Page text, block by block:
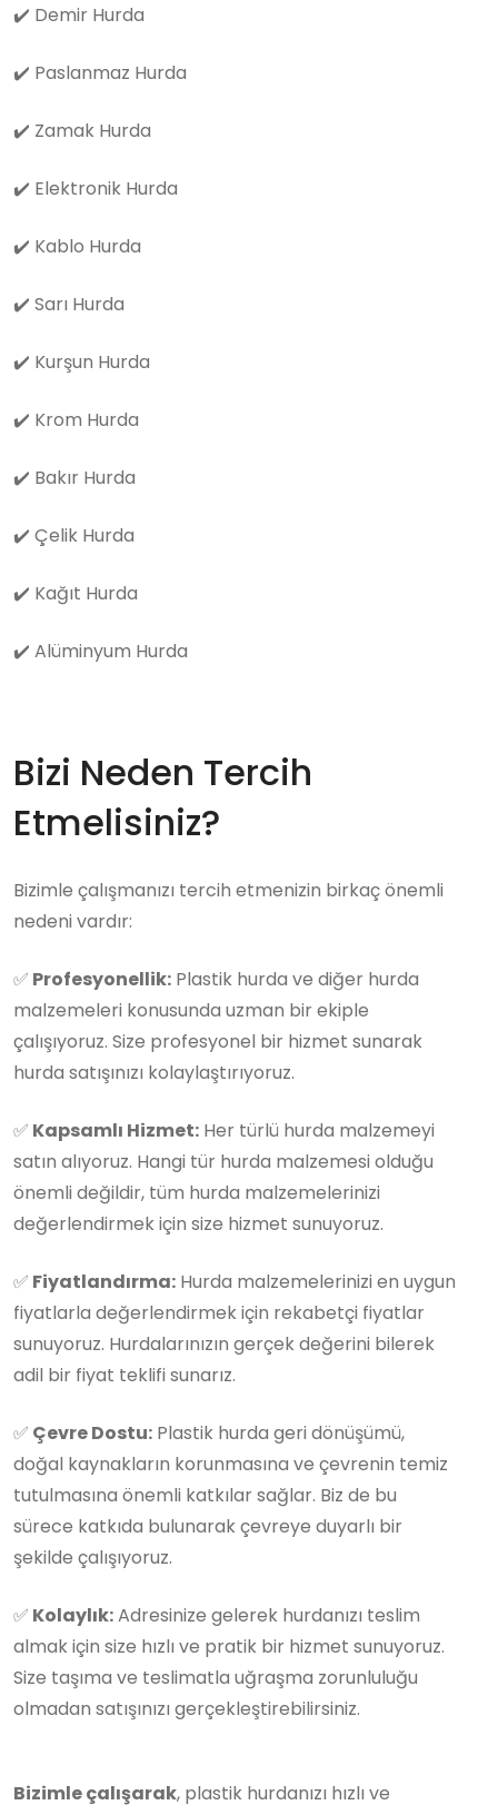
✔️ Demir Hurda
✔️ Paslanmaz Hurda
✔️ Zamak Hurda
✔️ Elektronik Hurda
✔️ Kablo Hurda
✔️ Sarı Hurda
✔️ Kurşun Hurda
✔️ Krom Hurda
✔️ Bakır Hurda
✔️ Çelik Hurda
✔️ Kağıt Hurda
✔️ Alüminyum Hurda
Bizi Neden Tercih
Etmelisiniz?
Bizimle çalışmanızı tercih etmenizin birkaç önemli
nedeni vardır:
✅ Profesyonellik: Plastik hurda ve diğer hurda
malzemeleri konusunda uzman bir ekiple
çalışıyoruz. Size profesyonel bir hizmet sunarak
hurda satışınızı kolaylaştırıyoruz.
✅ Kapsamlı Hizmet: Her türlü hurda malzemeyi
satın alıyoruz. Hangi tür hurda malzemesi olduğu
önemli değildir, tüm hurda malzemelerinizi
değerlendirmek için size hizmet sunuyoruz.
✅ Fiyatlandırma: Hurda malzemelerinizi en uygun
fiyatlarla değerlendirmek için rekabetçi fiyatlar
sunuyoruz. Hurdalarınızın gerçek değerini bilerek
adil bir fiyat teklifi sunarız.
✅ Çevre Dostu: Plastik hurda geri dönüşümü,
doğal kaynakların korunmasına ve çevrenin temiz
tutulmasına önemli katkılar sağlar. Biz de bu
sürece katkıda bulunarak çevreye duyarlı bir
şekilde çalışıyoruz.
✅ Kolaylık:Adresinize gelerek hurdanızı teslim
almak için size hızlı ve pratik bir hizmet sunuyoruz.
Size taşıma ve teslimatla uğraşma zorunluluğu
olmadan satışınızı gerçekleştirebilirsiniz.
Bizimle çalışarak, plastik hurdanızı hızlı ve